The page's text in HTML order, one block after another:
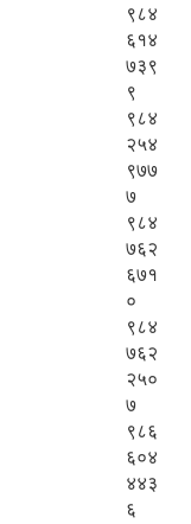
९८४
६१४
७३९
९
९८४
२५४
९७७
७
९८४
७६२
६७१
०
९८४
७६२
२५०
७
९८६
६०४
४४३
६